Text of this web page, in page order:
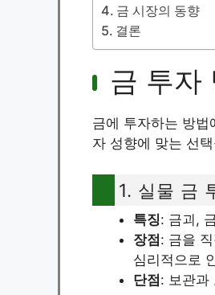
금 시장의 동향
결론
금 투자
금에 투자하는 방
자 성향에 맞는 선
1. 실물 금
특징: 금괴,
장점: 금을
심리적으로
단점: 보관과